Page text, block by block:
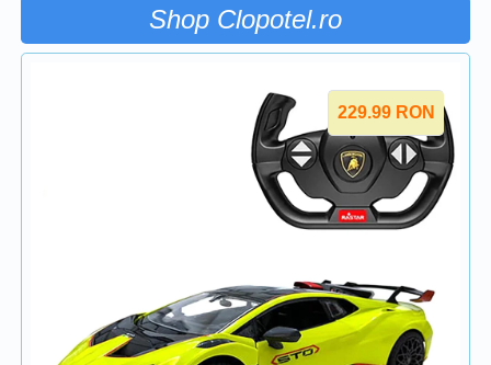
Shop Clopotel.ro
229.99 RON